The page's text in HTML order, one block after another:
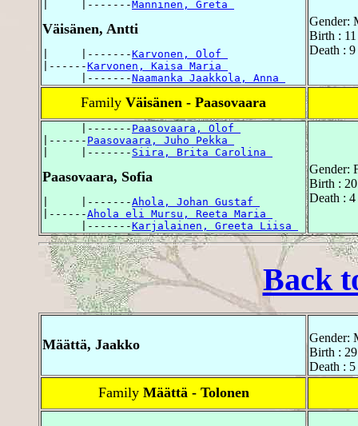
|     |-------Manninen, Greta
Väisänen, Antti
|     |-------Karvonen, Olof
|------Karvonen, Kaisa Maria
      |-------
Naamanka Jaakkola, Anna
Gender:
Birth :
Death :
Family Väisänen - Paasovaara
      |-------
Paasovaara, Olof
|------ Paasovaara, Juho Pekka
|     |------- Siira, Brita Carolina
Paasovaara, Sofia
|     |-------Ahola, Johan Gustaf
|------Ahola eli Mursu, Reeta Maria
      |-------
Karjalainen, Greeta Liisa
Gender:
Birth :
Death :
Back
Määttä, Jaakko
Gender:
Birth :
Death :
Family Määttä - Tolonen